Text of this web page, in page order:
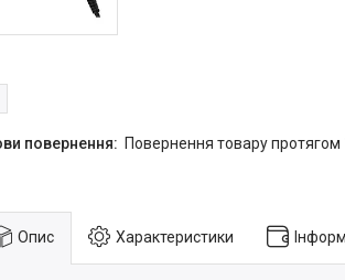
повернення товару протягом
Опис Характеристики